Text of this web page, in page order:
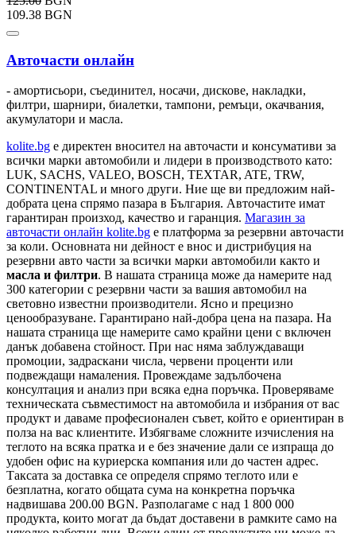
109.38 BGN
Авточасти онлайн
- амортисьори, съединител, носачи, дискове, накладки,
филтри, шарнири, биалетки, тампони, ремъци, окачвания,
акумулатори и масла.
kolite.bg e директен вносител на авточасти и консумативи за
всички марки автомобили и лидери в производството като:
LUK, SACHS, VALEO, BOSCH, TEXTAR, ATE, TRW,
CONTINENTAL и много други. Ние ще ви предложим най-
добрата цена спрямо пазара в България. Авточастите имат
гарантиран произход, качество и гаранция. Магазин за
авточасти онлайн kolite.bg е платформа за резервни авточасти
за коли. Основната ни дейност е внос и дистрибуция на
резервни авто части за всички марки автомобили както и
масла и филтри. В нашата страница може да намерите над
300 категории с резервни части за вашия автомобил на
световно известни производители. Ясно и прецизно
ценообразуване. Гарантирано най-добра цена на пазара. На
нашата страница ще намерите само крайни цени с включен
данък добавена стойност. При нас няма заблуждаващи
промоции, задраскани числа, червени проценти или
подвеждащи намаления. Провеждаме задълбочена
консултация и анализ при всяка една поръчка. Проверяваме
техническата съвместимост на автомобила и избрания от вас
продукт и даваме професионален съвет, който е ориентиран в
полза на вас клиентите. Избягваме сложните изчисления на
теглото на всяка пратка и е без значение дали се изпраща до
удобен офис на куриерска компания или до частен адрес.
Таксата за доставка се определя спрямо теглото или е
безплатна, когато общата сума на конкретна поръчка
надвишава 200.00 BGN. Разполагаме с над 1 800 000
продукта, които могат да бъдат доставени в рамките само на